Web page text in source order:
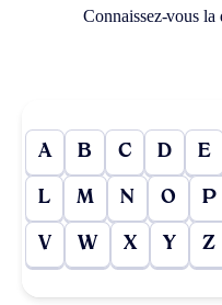
Connaissez-vous
A B C D E
L M N O P
V W X Y Z